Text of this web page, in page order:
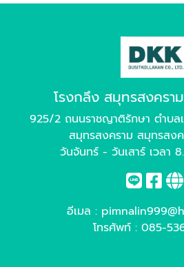
โรงกลึง สมุทรสงครา
925/2 ถนนราชญาติรักษา ตำบล
สมุทรสงคราม สมุทรสง
วันจันทร์ - วันเสาร์ เวลา
อีเมล :
โทรศัพท์ : 085-